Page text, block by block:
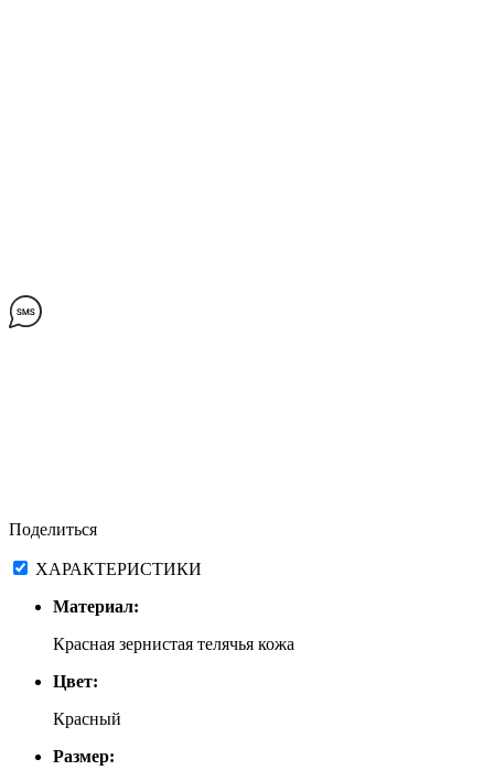
Поделиться
ХАРАКТЕРИСТИКИ
Материал:
Красная зернистая телячья кожа
Цвет:
Красный
Размер: